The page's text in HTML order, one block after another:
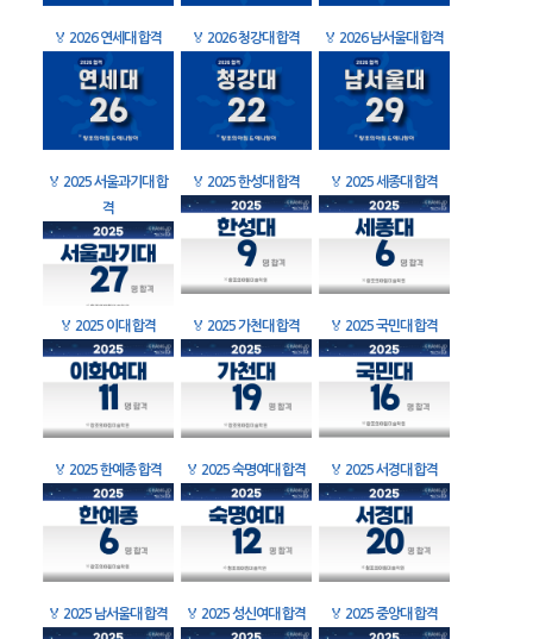
🏅 2026 연세대 합격 🏅 2026 청강대 합격 🏅 2026 남서울대 합격
🏅 2025 서울과기대 합
격
🏅 2025 한성대 합격 🏅 2025 세종대 합격
🏅 2025 이대 합격 🏅 2025 가천대 합격 🏅 2025 국민대 합격
🏅 2025 한예종 합격 🏅 2025 숙명여대 합격 🏅 2025 서경대 합격
🏅 2025 남서울대 합격 🏅 2025 성신여대 합격 🏅 2025 중앙대 합격